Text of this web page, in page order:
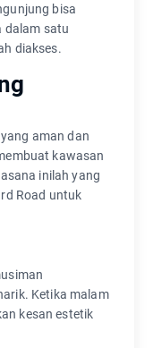
bisa
dalam satu
diakses.
aman dan
kawasan
inilah yang
Road untuk
Ketika malam
kesan estetik